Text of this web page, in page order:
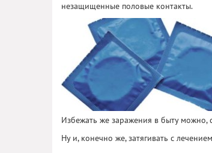
незащищенные половые контакты.
Избежать же заражения в быту можно,
Ну и, конечно же, затягивать с